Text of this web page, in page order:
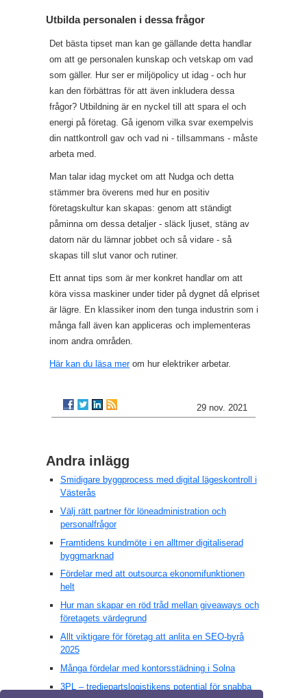
Utbilda personalen i dessa frågor
Det bästa tipset man kan ge gällande detta handlar
om att ge personalen kunskap och vetskap om vad
som gäller. Hur ser er miljöpolicy ut idag - och hur
kan den förbättras för att även inkludera dessa
frågor? Utbildning är en nyckel till att spara el och
energi på företag. Gå igenom vilka svar exempelvis
din nattkontroll gav och vad ni - tillsammans - måste
arbeta med.
Man talar idag mycket om att Nudga och detta
stämmer bra överens med hur en positiv
företagskultur kan skapas: genom att ständigt
påminna om dessa detaljer - släck ljuset, stäng av
datorn när du lämnar jobbet och så vidare - så
skapas till slut vanor och rutiner.
Ett annat tips som är mer konkret handlar om att
köra vissa maskiner under tider på dygnet då elpriset
är lägre. En klassiker inom den tunga industrin som i
många fall även kan appliceras och implementeras
inom andra områden.
Här kan du läsa merom hur elektriker arbetar.
29 nov. 2021
Andra inlägg
Smidigare byggprocess med digital lägeskontroll i
Västerås
Välj rätt partner för löneadministration och
personalfrågor
Framtidens kundmöte i en alltmer digitaliserad
byggmarknad
Fördelar med att outsourca ekonomifunktionen
helt
Hur man skapar en röd tråd mellan giveaways och
företagets värdegrund
Allt viktigare för företag att anlita en SEO-byrå
2025
Många fördelar med kontorsstädning i Solna
3PL – tredjepartslogistikens potential för snabba